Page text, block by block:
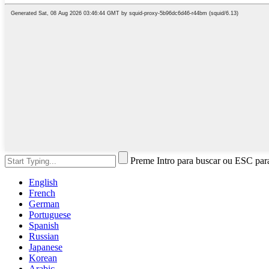
Preme Intro para buscar ou ESC
English
French
German
Portuguese
Spanish
Russian
Japanese
Korean